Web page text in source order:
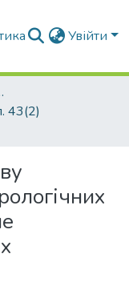
Увійти
КНУБА
43(2)